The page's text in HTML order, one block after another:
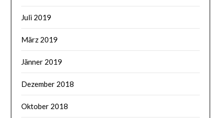
Juli 2019
März 2019
Jänner 2019
Dezember 2018
Oktober 2018